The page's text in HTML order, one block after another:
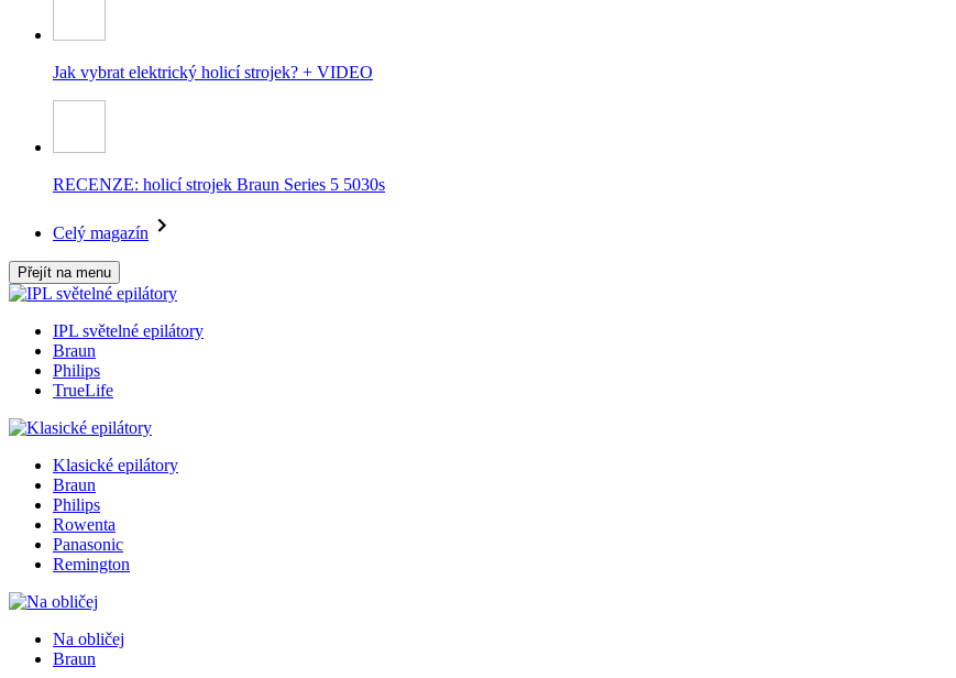
Jak vybrat elektrický holicí strojek? + VIDEO
RECENZE: holicí strojek Braun Series 5 5030s
Celý magazín
Přejít na menu
IPL světelné epilátory
Braun
Philips
TrueLife
Klasické epilátory
Braun
Philips
Rowenta
Panasonic
Remington
Na obličej
Braun